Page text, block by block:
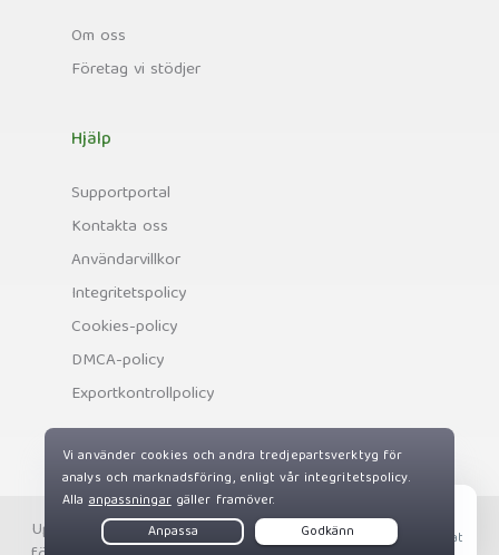
Om oss
Företag vi stödjer
Hjälp
Supportportal
Kontakta oss
Användarvillkor
Integritetspolicy
Cookies-policy
DMCA-policy
Exportkontrollpolicy
Upphovsrätt © Private Internet Access, Inc. Alla rättigheter
Live Chat